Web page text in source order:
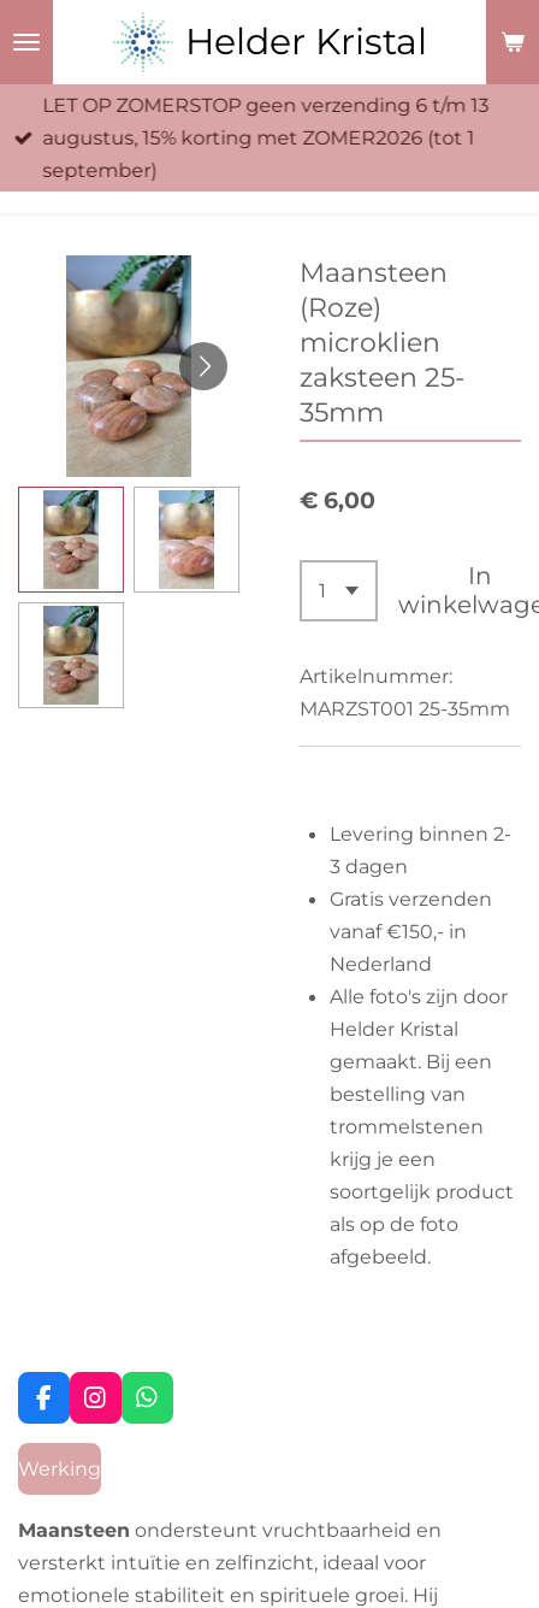
naar
Helder Kristal
LET OP ZOMERSTOP geen verzending 6 t/m 13
augustus, 15% korting met ZOMER2026 (tot 1
september)
Maansteen
(Roze)
microklien
zaksteen 25-
35mm
€ 6,00
In
Artikelnummer:
MARZST001 25-35mm
Levering binnen 2-
3 dagen
Gratis verzenden
vanaf €150,- in
Nederland
Alle foto's zijn door
Helder Kristal
gemaakt. Bij een
bestelling van
trommelstenen
krijg je een
soortgelijk product
als op de foto
afgebeeld.
F
a
e
b
o
o
k
I
n
s
t
a
g
r
a
m
W
h
A
p
p
Werking
Maansteen ondersteunt vruchtbaarheid en
versterkt intuïtie en zelfinzicht, ideaal voor
emotionele stabiliteit en spirituele groei. Hij